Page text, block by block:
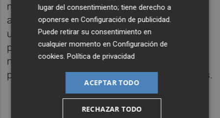
momentos de la expansión del virus. Y más
adelante, a partir del 6 de abril, se produce
un ligero aumento de varios puntos que,
pese a mantenerse, todavía ofrece un valor
muy inferior al registrado en el periodo
previo al estallido de la crisis del coronavirus.
lugar del consentimiento; tiene derecho a
oponerse enConfiguración de publicidad
Puede retirar su consentimiento en
cualquier momento enConfiguración de
cookies .Política de privacidad
ACEPTAR TODO
RECHAZAR TODO